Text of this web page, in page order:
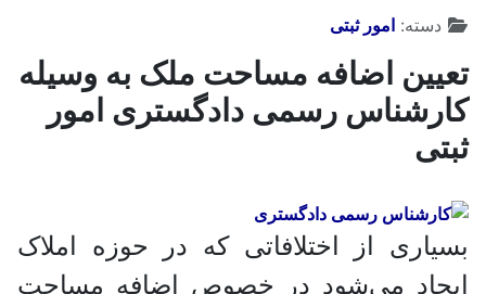
توضیحات
دسته: امور ثبتی
تعیین اضافه مساحت ملک به وسیله
کارشناس رسمی دادگستری امور
ثبتی
بسیاری از اختلافاتی که در حوزه املاک
ایجاد می‌شود در خصوص اضافه مساحت